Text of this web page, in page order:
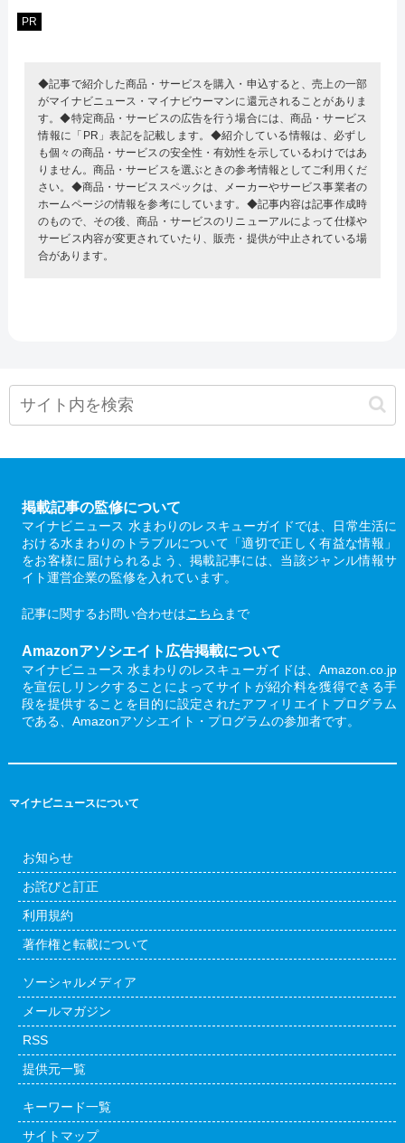
PR
◆記事で紹介した商品・サービスを購入・申込すると、売上の一部
がマイナビニュース・マイナビウーマンに還元されることがありま
す。◆特定商品・サービスの広告を行う場合には、商品・サービス
情報に「PR」表記を記載します。◆紹介している情報は、必ずし
も個々の商品・サービスの安全性・有効性を示しているわけではあ
りません。商品・サービスを選ぶときの参考情報としてご利用くだ
さい。◆商品・サービススペックは、メーカーやサービス事業者の
ホームページの情報を参考にしています。◆記事内容は記事作成時
のもので、その後、商品・サービスのリニューアルによって仕様や
サービス内容が変更されていたり、販売・提供が中止されている場
合があります。
掲載記事の監修について
マイナビニュース 水まわりのレスキューガイドでは、日常生活に
おける水まわりのトラブルについて「適切で正しく有益な情報」
をお客様に届けられるよう、掲載記事には、当該ジャンル情報サ
イト運営企業の監修を入れています。
記事に関するお問い合わせはこちら まで
Amazonアソシエイト広告掲載について
マイナビニュース 水まわりのレスキューガイドは、Amazon.co.jp
を宣伝しリンクすることによってサイトが紹介料を獲得できる手
段を提供することを目的に設定されたアフィリエイトプログラム
である、Amazonアソシエイト・プログラムの参加者です。
マイナビニュースについて
お知らせ
お詫びと訂正
利用規約
著作権と転載について
ソーシャルメディア
メールマガジン
RSS
提供元一覧
キーワード一覧
サイトマップ